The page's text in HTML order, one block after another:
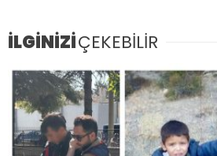
İLGİNİZİÇEKEBİLİR